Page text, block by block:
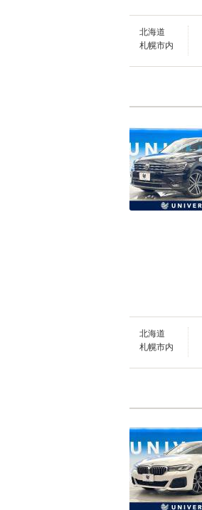
北海道
札幌市内
北海道
札幌市内